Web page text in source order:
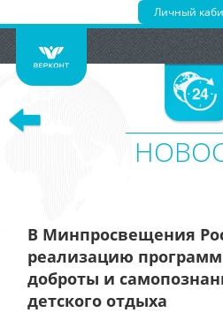
Личный
Сведения
БАС
Курсы
В Минпросвещения
реализацию
доброты и
детского отдыха